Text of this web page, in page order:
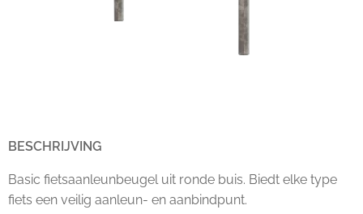
BESCHRIJVING
Basic fietsaanleunbeugel uit ronde buis. Biedt elke type
fiets een veilig aanleun- en aanbindpunt.